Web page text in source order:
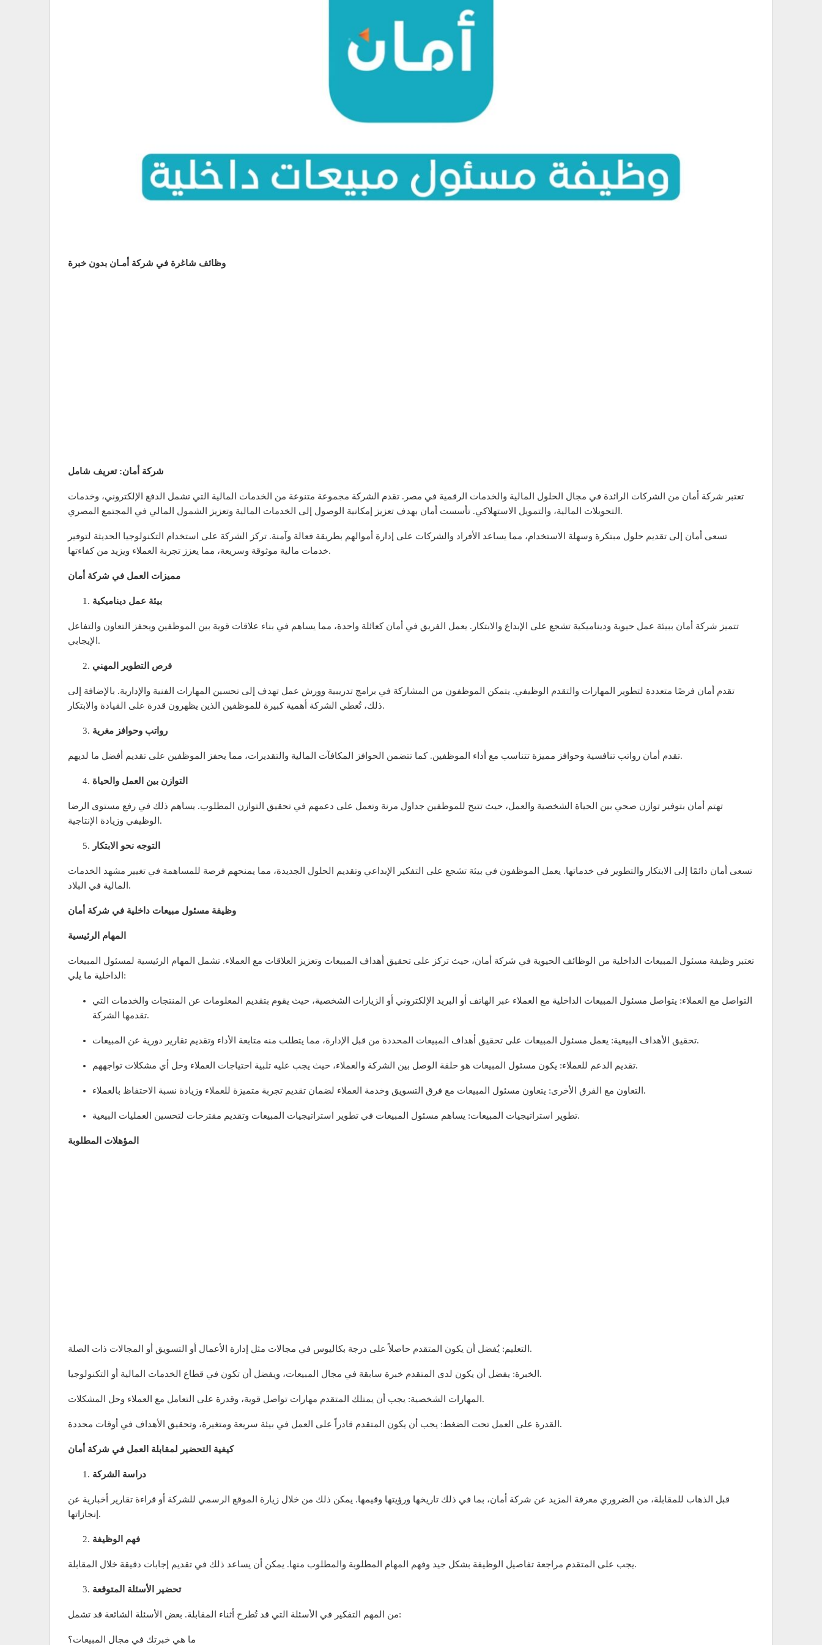
وظائف شاغرة في شركة أمـان بدون خبرة
شركة أمان: تعريف شامل
تعتبر شركة أمان من الشركات الرائدة في مجال الحلول المالية والخدمات الرقمية في مصر. تقدم الشركة مجموعة متنوعة من الخدمات المالية التي تشمل الدفع الإلكتروني، وخدمات
التحويلات المالية، والتمويل الاستهلاكي. تأسست أمان بهدف تعزيز إمكانية الوصول إلى الخدمات المالية وتعزيز الشمول المالي في المجتمع المصري.
تسعى أمان إلى تقديم حلول مبتكرة وسهلة الاستخدام، مما يساعد الأفراد والشركات على إدارة أموالهم بطريقة فعالة وآمنة. تركز الشركة على استخدام التكنولوجيا الحديثة لتوفير
خدمات مالية موثوقة وسريعة، مما يعزز تجربة العملاء ويزيد من كفاءتها.
مميزات العمل في شركة أمان
بيئة عمل ديناميكية
تتميز شركة أمان ببيئة عمل حيوية وديناميكية تشجع على الإبداع والابتكار. يعمل الفريق في أمان كعائلة واحدة، مما يساهم في بناء علاقات قوية بين الموظفين ويحفز التعاون والتفاعل
الإيجابي.
فرص التطوير المهني
تقدم أمان فرصًا متعددة لتطوير المهارات والتقدم الوظيفي. يتمكن الموظفون من المشاركة في برامج تدريبية وورش عمل تهدف إلى تحسين المهارات الفنية والإدارية. بالإضافة إلى
ذلك، تُعطي الشركة أهمية كبيرة للموظفين الذين يظهرون قدرة على القيادة والابتكار.
رواتب وحوافز مغرية
تقدم أمان رواتب تنافسية وحوافز مميزة تتناسب مع أداء الموظفين. كما تتضمن الحوافز المكافآت المالية والتقديرات، مما يحفز الموظفين على تقديم أفضل ما لديهم.
التوازن بين العمل والحياة
تهتم أمان بتوفير توازن صحي بين الحياة الشخصية والعمل، حيث تتيح للموظفين جداول مرنة وتعمل على دعمهم في تحقيق التوازن المطلوب. يساهم ذلك في رفع مستوى الرضا
الوظيفي وزيادة الإنتاجية.
التوجه نحو الابتكار
تسعى أمان دائمًا إلى الابتكار والتطوير في خدماتها. يعمل الموظفون في بيئة تشجع على التفكير الإبداعي وتقديم الحلول الجديدة، مما يمنحهم فرصة للمساهمة في تغيير مشهد الخدمات
المالية في البلاد.
وظيفة مسئول مبيعات داخلية في شركة أمان
المهام الرئيسية
تعتبر وظيفة مسئول المبيعات الداخلية من الوظائف الحيوية في شركة أمان، حيث تركز على تحقيق أهداف المبيعات وتعزيز العلاقات مع العملاء. تشمل المهام الرئيسية لمسئول المبيعات
الداخلية ما يلي:
التواصل مع العملاء: يتواصل مسئول المبيعات الداخلية مع العملاء عبر الهاتف أو البريد الإلكتروني أو الزيارات الشخصية، حيث يقوم بتقديم المعلومات عن المنتجات والخدمات التي
تقدمها الشركة.
تحقيق الأهداف البيعية: يعمل مسئول المبيعات على تحقيق أهداف المبيعات المحددة من قبل الإدارة، مما يتطلب منه متابعة الأداء وتقديم تقارير دورية عن المبيعات.
تقديم الدعم للعملاء: يكون مسئول المبيعات هو حلقة الوصل بين الشركة والعملاء، حيث يجب عليه تلبية احتياجات العملاء وحل أي مشكلات تواجههم.
التعاون مع الفرق الأخرى: يتعاون مسئول المبيعات مع فرق التسويق وخدمة العملاء لضمان تقديم تجربة متميزة للعملاء وزيادة نسبة الاحتفاظ بالعملاء.
تطوير استراتيجيات المبيعات: يساهم مسئول المبيعات في تطوير استراتيجيات المبيعات وتقديم مقترحات لتحسين العمليات البيعية.
المؤهلات المطلوبة
التعليم: يُفضل أن يكون المتقدم حاصلاً على درجة بكاليوس في مجالات مثل إدارة الأعمال أو التسويق أو المجالات ذات الصلة.
الخبرة: يفضل أن يكون لدى المتقدم خبرة سابقة في مجال المبيعات، ويفضل أن تكون في قطاع الخدمات المالية أو التكنولوجيا.
المهارات الشخصية: يجب أن يمتلك المتقدم مهارات تواصل قوية، وقدرة على التعامل مع العملاء وحل المشكلات.
القدرة على العمل تحت الضغط: يجب أن يكون المتقدم قادراً على العمل في بيئة سريعة ومتغيرة، وتحقيق الأهداف في أوقات محددة.
كيفية التحضير لمقابلة العمل في شركة أمان
دراسة الشركة
قبل الذهاب للمقابلة، من الضروري معرفة المزيد عن شركة أمان، بما في ذلك تاريخها ورؤيتها وقيمها. يمكن ذلك من خلال زيارة الموقع الرسمي للشركة أو قراءة تقارير أخبارية عن
إنجازاتها.
فهم الوظيفة
يجب على المتقدم مراجعة تفاصيل الوظيفة بشكل جيد وفهم المهام المطلوبة والمطلوب منها. يمكن أن يساعد ذلك في تقديم إجابات دقيقة خلال المقابلة.
تحضير الأسئلة المتوقعة
من المهم التفكير في الأسئلة التي قد تُطرح أثناء المقابلة. بعض الأسئلة الشائعة قد تشمل:
ما هي خبرتك في مجال المبيعات؟